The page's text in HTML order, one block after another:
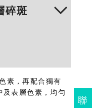
聯
素，再配合獨有
及表層色素，均勻